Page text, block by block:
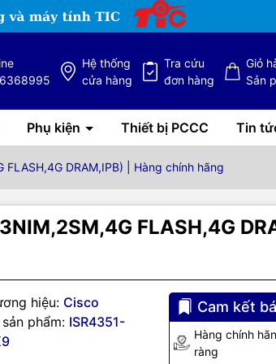
Hệ thống
cửa hàng
Tra cứu
đơn hàng
Giỏ
Sản
Phụ kiện Thiết bị PCCC Tin
DRAM,IPB) | Hàng chính hãng
FLASH,4G
hiệu: Cisco
phẩm: ISR4351-
Cam kết
Hàng chính
ràng